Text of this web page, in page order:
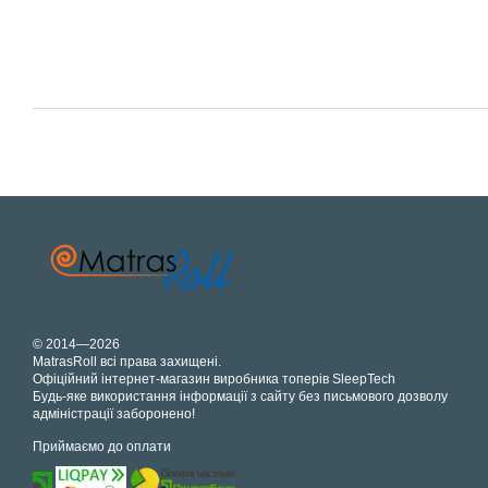
© 2014—2026
MatrasRoll всі права захищені.
Офіційний інтернет-магазин виробника топерів SleepTech
Будь-яке використання інформації з сайту без письмового дозволу
адміністрації заборонено!
Приймаємо до оплати